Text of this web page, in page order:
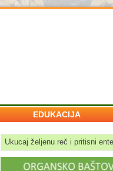
EDUKACIJA